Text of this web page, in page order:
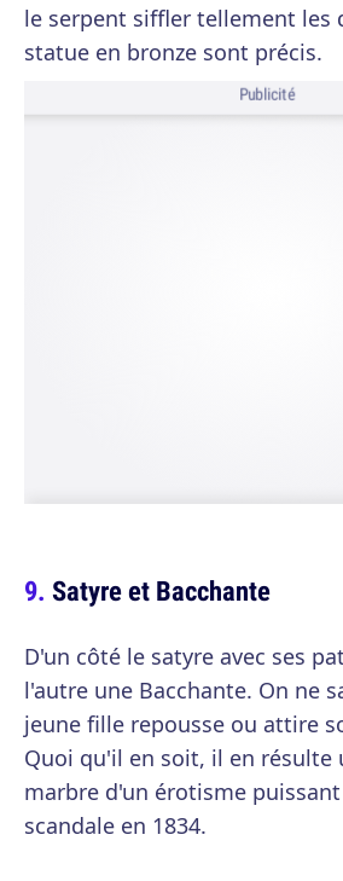
le serpent siffler tellement les
statue en bronze sont précis.
Publicité
Satyre et Bacchante
D'un côté le satyre avec ses
l'autre une Bacchante. On ne
jeune fille repousse ou attire
Quoi qu'il en soit, il en résulte
marbre d'un érotisme
scandale en 1834.